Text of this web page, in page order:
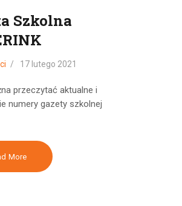
Szkolna
17 lutego 2021
przeczytać aktualne i
numery gazety szkolnej
More